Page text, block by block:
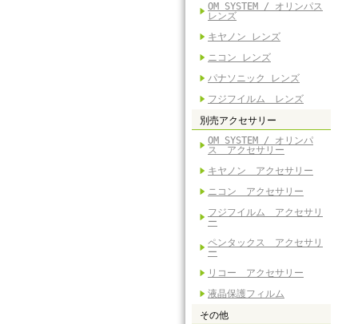
OM SYSTEM / オリンパス
レンズ
キヤノン レンズ
ニコン レンズ
パナソニック レンズ
フジフイルム レンズ
別売アクセサリー
OM SYSTEM / オリンパ
ス アクセサリー
キヤノン アクセサリー
ニコン アクセサリー
フジフイルム アクセサリ
ー
ペンタックス アクセサリ
ー
リコー アクセサリー
液晶保護フィルム
その他